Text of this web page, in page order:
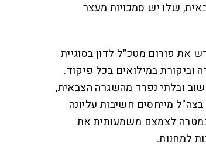
שלו יש סמכויות מעצר
את פורום מטכ״ל לדון בסוגיית
וביקורת במילואים בכל פיקוד.
ובלתי נפרד מהשגרה הצבאית,
מייחסים חשיבות עליונה
לצמצם משמעותית את
למחנות.